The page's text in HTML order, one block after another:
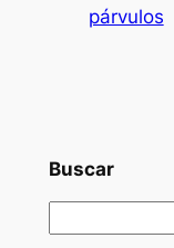
párvulos
Buscar